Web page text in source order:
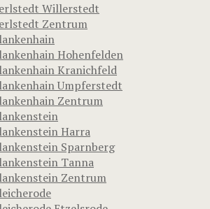
Willerstedt
Zentrum
Hohenfelden
Kranichfeld
Umpferstedt
Zentrum
Harra
Sparnberg
Tanna
Zentrum